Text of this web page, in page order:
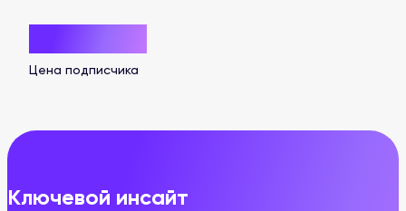
Цена подписчика
Ключевой инсайт